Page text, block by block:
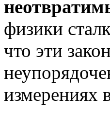
физики
что эти
измерениях